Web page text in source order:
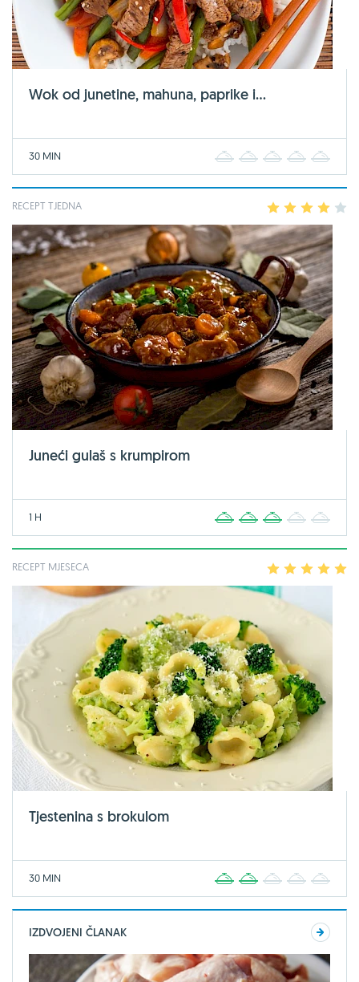
Wok od junetine, mahuna, paprike i...
30 MIN 2 3 4
RECEPT TJEDNA 2 3 4
Juneći gulaš s krumpirom
1 H 2 3 4
RECEPT MJESECA 2 3 4
Tjestenina s brokulom
30 MIN 2 3 4
IZDVOJENI ČLANAK